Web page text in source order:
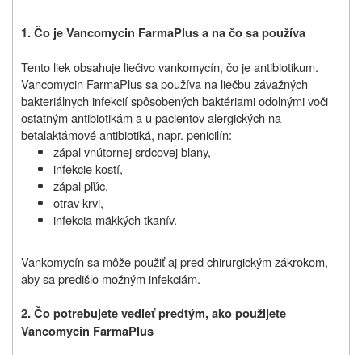
1. Čo je Vancomycin FarmaPlus a na čo sa používa
Tento liek obsahuje liečivo vankomycín, čo je antibiotikum.
Vancomycin FarmaPlus sa používa na liečbu závažných
bakteriálnych infekcií spôsobených baktériami odolnými voči
ostatným antibiotikám a u pacientov alergických na
betalaktámové antibiotiká, napr. penicilín:
zápal vnútornej srdcovej blany,
infekcie kostí,
zápal pľúc,
otrav krvi,
infekcia mäkkých tkanív.
Vankomycín sa môže použiť aj pred chirurgickým zákrokom,
aby sa predišlo možným infekciám.
2. Čo potrebujete vedieť predtým, ako použijete
Vancomycin FarmaPlus